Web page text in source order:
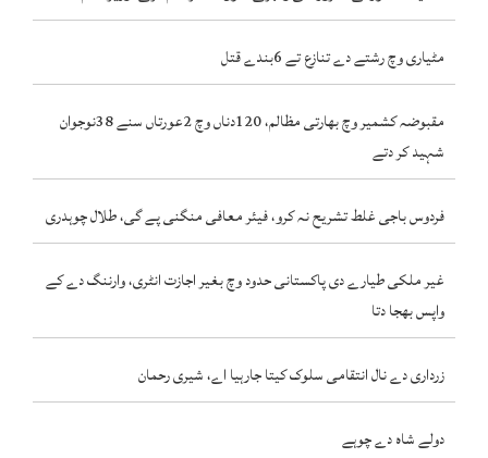
مٹیاری وچ رشتے دے تنازع تے 6بندے قتل
مقبوضہ کشمیر وچ بھارتی مظالم، 120دناں وچ 2عورتاں سنے 38نوجوان
شہید کر دتے
فردوس باجی غلط تشریح نہ کرو، فیئر معافی منگنی پے گی، طلال چوہدری
غیر ملکی طیارے دی پاکستانی حدود وچ بغیر اجازت انٹری، وارننگ دے کے
واپس بھجا دتا
زرداری دے نال انتقامی سلوک کیتا جارہیا اے، شیری رحمان
دولے شاہ دے چوہے